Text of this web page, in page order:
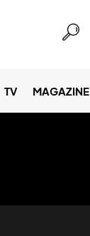
TV MAGAZINE